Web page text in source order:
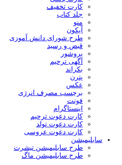
کارت تخفیف
جلد کتاب
منو
آیکون
طرح شورای دانش آموزی
قبض و رسید
بروشور
آگهی ترحیم
بکراند
پترن
عکس
برچسب مصرف انرژی
فونت
اینستاگرام
کارت دعوت ترحیم
کارت دعوت تولد
کارت دعوت عروسی
سابلیمیشن
طرح سابلیمیشن تیشرت
طرح سابلیمیشن ماگ